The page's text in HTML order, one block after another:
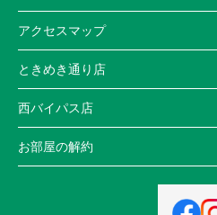
アクセスマップ
ときめき通り店
西バイパス店
お部屋の解約